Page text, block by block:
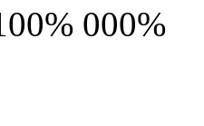
000%